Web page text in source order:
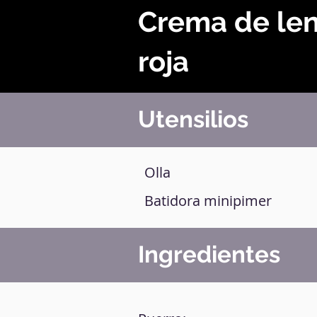
Crema de
roja
Utensilios
Olla
Batidora minipimer
Ingredientes